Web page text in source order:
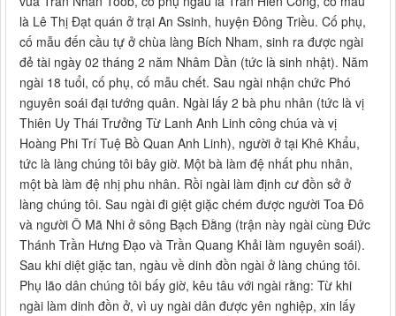
là Lê Thị Đạt quán ở trại An Ssinh, huyện Đông Triều. Cố phụ,
cố mẫu đến cầu tự ở chùa làng Bích Nham, sinh ra được ngài
đẻ tài ngày 02 tháng 2 năm Nhâm Dần (tức là sinh nhật). Năm
ngài 18 tuổi, cố phụ, cố mẫu chết. Sau ngài nhận chức Phó
nguyên soái đại tướng quân. Ngài lấy 2 bà phu nhân (tức là vị
Thiên Uy Thái Trưởng Từ Lanh Anh Linh công chúa và vị
Hoàng Phi Trí Tuệ Bồ Quan Anh Linh), người ở tại Khê Khẩu,
tức là làng chúng tôi bây giờ. Một bà làm đệ nhất phu nhân,
một bà làm đệ nhị phu nhân. Rồi ngài làm định cư đồn sở ở
làng chúng tôi. Sau ngài đi giệt giặc chém được người Toa Đô
và người Ô Mã Nhi ở sông Bạch Đằng (trận này ngài cùng Đức
Thánh Trần Hưng Đạo và Trần Quang Khải làm nguyên soái).
Sau khi diệt giặc tan, ngàu về dinh đồn ngài ở làng chúng tôi.
Phụ lão dân chúng tôi bấy giờ, kêu tâu với ngài rằng: Từ khi
ngài làm dinh đồn ở, vì uy ngài dân được yên nghiệp, xin lấy